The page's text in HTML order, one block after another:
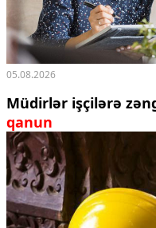
05.08.2026
Müdirlər işçilərə
qanun